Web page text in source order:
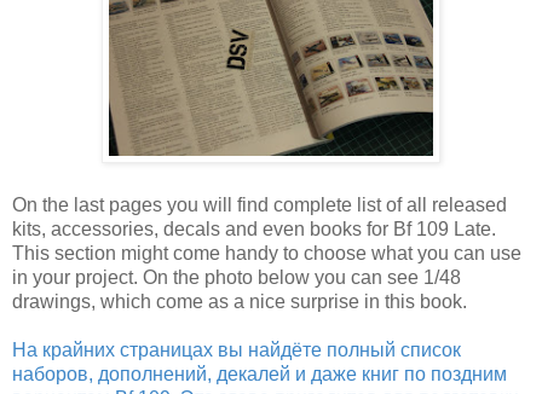
On the last pages you will find complete list of all released
kits, accessories, decals and even books for Bf 109 Late.
This section might come handy to choose what you can use
in your project. On the photo below you can see 1/48
drawings, which come as a nice surprise in this book.
На крайних страницах вы найдёте полный список
наборов, дополнений, декалей и даже книг по поздним